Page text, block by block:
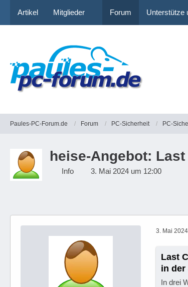
Artikel Mitglieder Forum Unterstütze
Paules-PC-Forum.de Forum PC-Sicherheit PC-
heise-Angebot:
Info 3. Mai 2024 um 12:00
3. Mai
Last
in der
In drei